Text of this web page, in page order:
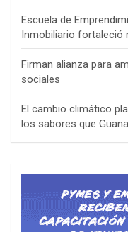
Escuela de
Inmobiliario fortaleció
Firman alianza para
sociales
El cambio climático
los sabores que